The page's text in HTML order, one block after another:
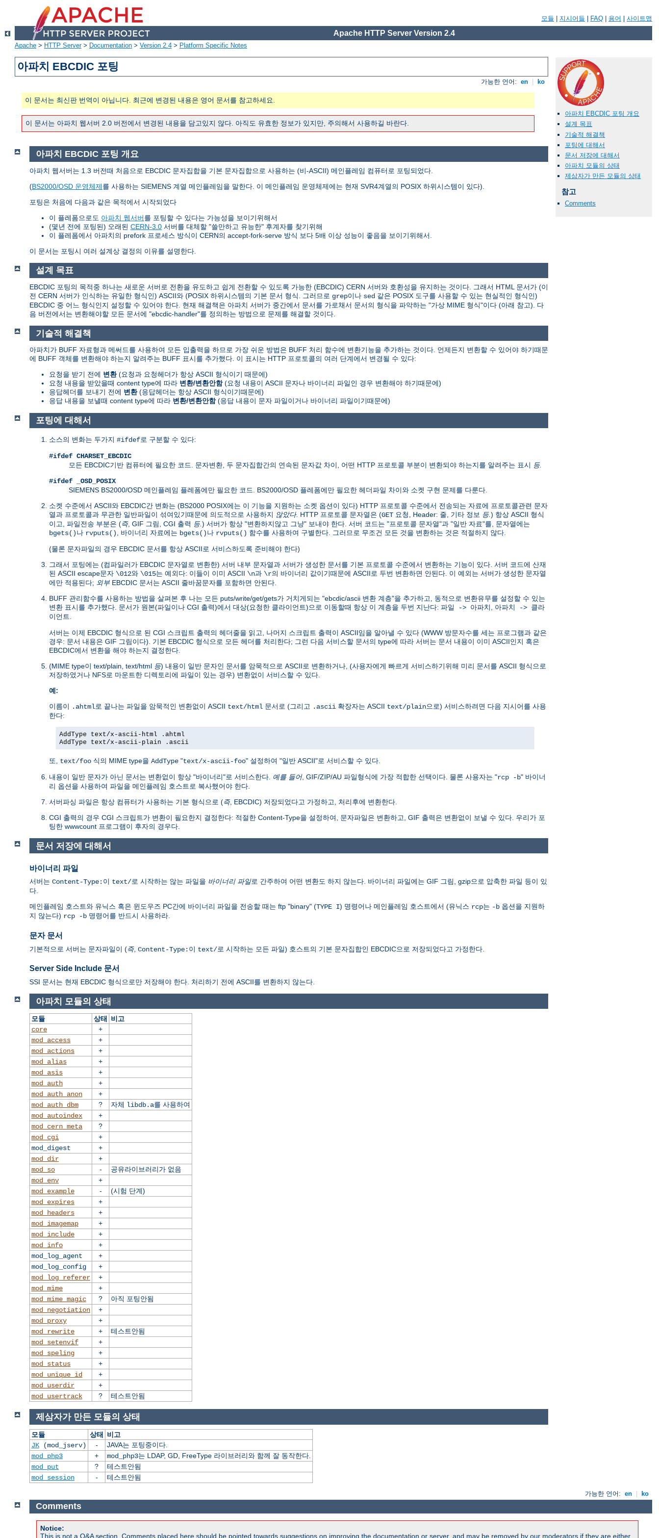
모듈 지시어들 FAQ 용어 사이트맵
Apache HTTP Server Version 2.4
Apache > HTTP Server> Documentation > Version 2.4 > Platform Specific Notes
아파치 EBCDIC 포팅
가능한 언어: en ko
이 문서는 최신판 번역이 아닙니다. 최근에 변경된 내용은 영어 문서를 참고하세요.
이 문서는 아파치 웹서버 2.0 버전에서 변경된 내용을 담고있지 않다. 아직도 유효한 정보가 있지만, 주의해서 사용하길 바란다.
아파치 EBCDIC 포팅 개요
설계 목표
기술적 해결책
포팅에 대해서
문서 저장에 대해서
아파치 모듈의 상태
제삼자가 만든 모듈의 상태
참고
Comments
아파치 EBCDIC 포팅 개요
아파치 웹서버는 1.3 버전때 처음으로 EBCDIC 문자집합을 기본 문자집합으로 사용하는 (비-ASCII) 메인플레임 컴퓨터로 포팅되었다.
(BS2000/OSD 운영체제를 사용하는 SIEMENS 계열 메인플레임을 말한다. 이 메인플레임 운영체제에는 현재 SVR4계열의 POSIX 하위시스템이 있다).
포팅은 처음에 다음과 같은 목적에서 시작되었다
이 플레폼으로도 아파치 웹서버를 포팅할 수 있다는 가능성을 보이기위해서
(몇년 전에 포팅된) 오래된 CERN-3.0 서버를 대체할 "쓸만하고 유능한" 후계자를 찾기위해
이 플레폼에서 아파치의 prefork 프로세스 방식이 CERN의 accept-fork-serve 방식 보다 5배 이상 성능이 좋음을 보이기위해서.
이 문서는 포팅시 여러 설계상 결정의 이유를 설명한다.
설계 목표
EBCDIC 포팅의 목적중 하나는 새로운 서버로 전환을 유도하고 쉽게 전환할 수 있도록 가능한 (EBCDIC) CERN 서버와 호환성을 유지하는 것이다. 그래서 HTML 문서가 (이
전 CERN 서버가 인식하는 유일한 형식인) ASCII와 (POSIX 하위시스템의 기본 문서 형식. 그러므로 grep이나 sed 같은 POSIX 도구를 사용할 수 있는 현실적인 형식인)
EBCDIC 중 어느 형식인지 설정할 수 있어야 한다. 현재 해결책은 아파치 서버가 중간에서 문서를 가로채서 문서의 형식을 파악하는 "가상 MIME 형식"이다 (아래 참고). 다
음 버전에서는 변환해야할 모든 문서에 "ebcdic-handler"를 정의하는 방법으로 문제를 해결할 것이다.
기술적 해결책
아파치가 BUFF 자료형과 메써드를 사용하여 모든 입출력을 하므로 가장 쉬운 방법은 BUFF 처리 함수에 변환기능을 추가하는 것이다. 언제든지 변환할 수 있어야 하기때문
에 BUFF 객체를 변환해야 하는지 알려주는 BUFF 표시를 추가했다. 이 표시는 HTTP 프로토콜의 여러 단계에서 변경될 수 있다:
요청을 받기 전에 변환(요청과 요청헤더가 항상 ASCII 형식이기 때문에)
요청 내용을 받았을때 content type에 따라 변환/변환안함(요청 내용이 ASCII 문자나 바이너리 파일인 경우 변환해야 하기때문에)
응답헤더를 보내기 전에 변환(응답헤더는 항상 ASCII 형식이기때문에)
응답 내용을 보낼때 content type에 따라 변환/변환안함(응답 내용이 문자 파일이거나 바이너리 파일이기때문에)
포팅에 대해서
소스의 변화는 두가지 #ifdef로 구분할 수 있다:
#ifdef CHARSET_EBCDIC
모든 EBCDIC기반 컴퓨터에 필요한 코드. 문자변환, 두 문자집합간의 연속된 문자값 차이, 어떤 HTTP 프로토콜 부분이 변환되야 하는지를 알려주는 표시 등.
#ifdef _OSD_POSIX
SIEMENS BS2000/OSD 메인플레임 플레폼에만 필요한 코드. BS2000/OSD 플레폼에만 필요한 헤더파일 차이와 소켓 구현 문제를 다룬다.
소켓 수준에서 ASCII와 EBCDIC간 변화는 (BS2000 POSIX에는 이 기능을 지원하는 소켓 옵션이 있다) HTTP 프로토콜 수준에서 전송되는 자료에 프로토콜관련 문자
열과 프로토콜과 무관한 일반파일이 섞여있기때문에 의도적으로 사용하지 않았다. HTTP 프로토콜 문자열은 (GET 요청, Header: 줄, 기타 정보 등. ) 항상 ASCII 형식
이고, 파일전송 부분은 (즉, GIF 그림, CGI 출력 등. ) 서버가 항상 "변환하지않고 그냥" 보내야 한다. 서버 코드는 "프로토콜 문자열"과 "일반 자료"를, 문자열에는
bgets()나 rvputs() , 바이너리 자료에는 bgets()나 rvputs() 함수를 사용하여 구별한다. 그러므로 무조건 모든 것을 변환하는 것은 적절하지 않다.
(물론 문자파일의 경우 EBCDIC 문서를 항상 ASCII로 서비스하도록 준비해야 한다)
그래서 포팅에는 (컴파일러가 EBCDIC 문자열로 변환한) 서버 내부 문자열과 서버가 생성한 문서를 기본 프로토콜 수준에서 변환하는 기능이 있다. 서버 코드에 산재
된 ASCII escape문자 \012와 \015는 예외다: 이들이 이미 ASCII \n과 \r의 바이너리 값이기때문에 ASCII로 두번 변환하면 안된다. 이 예외는 서버가 생성한 문자열
에만 적용된다; 외부 EBCDIC 문서는 ASCII 줄바꿈문자를 포함하면 안된다.
BUFF 관리함수를 사용하는 방법을 살펴본 후 나는 모든 puts/write/get/gets가 거치게되는 "ebcdic/ascii 변환 계층"을 추가하고, 동적으로 변환유무를 설정할 수 있는
변환 표시를 추가했다. 문서가 원본(파일이나 CGI 출력)에서 대상(요청한 클라이언트)으로 이동할때 항상 이 계층을 두번 지난다: 파일 -> 아파치
아파치 -> 클라
이언트
서버는 이제 EBCDIC 형식으로 된 CGI 스크립트 출력의 헤더줄을 읽고, 나머지 스크립트 출력이 ASCII임을 알아낼 수 있다 (WWW 방문자수를 세는 프로그램과 같은
경우: 문서 내용은 GIF 그림이다). 기본 EBCDIC 형식으로 모든 헤더를 처리한다; 그런 다음 서비스할 문서의 type에 따라 서버는 문서 내용이 이미 ASCII인지 혹은
EBCDIC에서 변환을 해야 하는지 결정한다.
(MIME type이 text/plain, text/html 등) 내용이 일반 문자인 문서를 암묵적으로 ASCII로 변환하거나, (사용자에게 빠르게 서비스하기위해 미리 문서를 ASCII 형식으로
저장하였거나 NFS로 마운트한 디렉토리에 파일이 있는 경우) 변환없이 서비스할 수 있다.
예:
이름이 .ahtml로 끝나는 파일을 암묵적인 변환없이 ASCII text/html 문서로 (그리고 .ascii 확장자는 ASCII text/plain으로) 서비스하려면 다음 지시어를 사용
한다:
AddType text/x-ascii-html .ahtml
AddType text/x-ascii-plain .ascii
또, text/foo 식의 MIME type을 AddType "text/x-ascii-foo" 설정하여 "일반 ASCII"로 서비스할 수 있다.
내용이 일반 문자가 아닌 문서는 변환없이 항상 "바이너리"로 서비스한다. 예를 들어, GIF/ZIP/AU 파일형식에 가장 적합한 선택이다. 물론 사용자는 "rcp -b" 바이너
리 옵션을 사용하여 파일을 메인플레임 호스트로 복사했어야 한다.
서버파싱 파일은 항상 컴퓨터가 사용하는 기본 형식으로 (즉, EBCDIC) 저장되었다고 가정하고, 처리후에 변환한다.
CGI 출력의 경우 CGI 스크립트가 변환이 필요한지 결정한다: 적절한 Content-Type을 설정하여, 문자파일은 변환하고, GIF 출력은 변환없이 보낼 수 있다. 우리가 포
팅한 wwwcount 프로그램이 후자의 경우다.
문서 저장에 대해서
바이너리 파일
서버는 Content-Type: 이 text/로 시작하는 않는 파일을 바이너리 파일로 간주하여 어떤 변환도 하지 않는다. 바이너리 파일에는 GIF 그림, gzip으로 압축한 파일 등이 있
다.
메인플레임 호스트와 유닉스 혹은 윈도우즈 PC간에 바이너리 파일을 전송할 때는 ftp "binary" (TYPE I) 명령어나 메인플레임 호스트에서 (유닉스 rcp는 -b 옵션을 지원하
지 않는다) rcp -b 명령어를 반드시 사용하라.
문자 문서
기본적으로 서버는 문자파일이 (즉, Content-Type: 이 text/로 시작하는 모든 파일) 호스트의 기본 문자집합인 EBCDIC으로 저장되었다고 가정한다.
Server Side Include 문서
SSI 문서는 현재 EBCDIC 형식으로만 저장해야 한다. 처리하기 전에 ASCII를 변환하지 않는다.
아파치 모듈의 상태
모듈 상태
비고
core
+
mod_access
+
mod_actions
+
mod_alias
+
mod_asis
+
mod_auth
+
mod_auth_anon
+
mod_auth_dbm
? 자체 libdb.a를 사용하여
mod_autoindex
+
mod_cern_meta
?
mod_cgi
+
mod_digest
+
mod_dir
+
mod_so
-
공유라이브러리가 없음
mod_env
+
mod_example
-
(시험 단계)
mod_expires
+
mod_headers
+
mod_imagemap
+
mod_include
+
mod_info
+
mod_log_agent
+
mod_log_config
+
mod_log_referer
+
mod_mime
+
mod_mime_magic
?
아직 포팅안됨
mod_negotiation
+
mod_proxy
+
mod_rewrite
+
테스트안됨
mod_setenvif
+
mod_speling
+
mod_status
+
mod_unique_id
+
mod_userdir
+
mod_usertrack
? 테스트안됨
제삼자가 만든 모듈의 상태
모듈 상태 비고
JK(mod_jserv) -
JAVA는 포팅중이다.
mod_php3
+ mod_php3는 LDAP, GD, FreeType 라이브러리와 함께 잘 동작한다.
mod_put
?
테스트안됨
mod_session
- 테스트안됨
가능한 언어: en | ko
Comments
Notice:
This is not a Q&A section. Comments placed here should be pointed towards suggestions on improving the documentation or server, and may be removed by our moderators if they are either